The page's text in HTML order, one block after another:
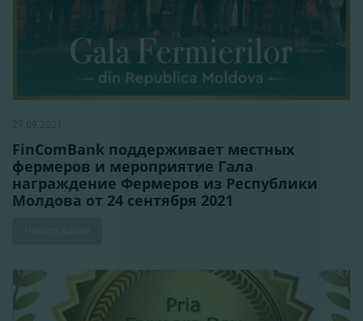
27.09.2021
FinComBank поддерживает местных
фермеров и мероприятие Гала
награждение Фермеров из Республики
Молдова от 24 сентября 2021